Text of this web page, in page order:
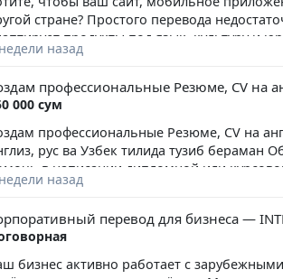
стране? Простого перевода
продукты под язык, культуру
валют, правильное написание, а также
локализация для выхода на
назад
профессиональные Резюме, CV на
000 сум
профессиональные Резюме, CV на
рус ва Узбек тилида тузиб бераман
в написании дипломной или
250 ming so'm.
Obyektivka va rezume qilib
назад
перевод для бизнеса —
бизнес активно работает с